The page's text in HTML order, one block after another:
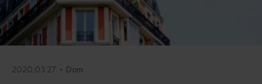
2020.03.27 • Dom